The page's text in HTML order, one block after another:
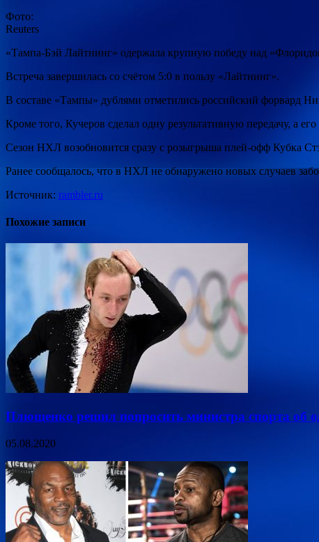
Фото:
Reuters
«Тампа-Бэй Лайтнинг» одержала крупную победу над
Встреча завершилась со счётом 5:0 в пользу «Лайтнинг».
В составе «Тампы» дублями отметились российский форвард
Кроме того, Кучеров сделал одну результативную передачу, а
Сезон НХЛ возобновится сразу с розыгрыша плей-офф Кубка
Ранее сообщалось, что в НХЛ не обнаружено новых случаев
Источник: rambler.ru
Похожие записи
Плющенко решил попросить министра спорта об
05.08.2020